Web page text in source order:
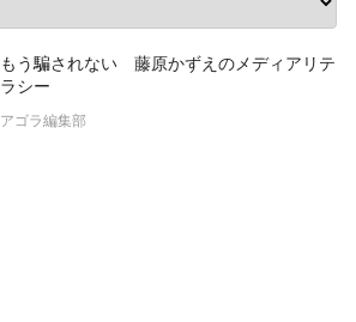
もう騙されない 藤原かずえのメディアリテ
ラシー
アゴラ編集部